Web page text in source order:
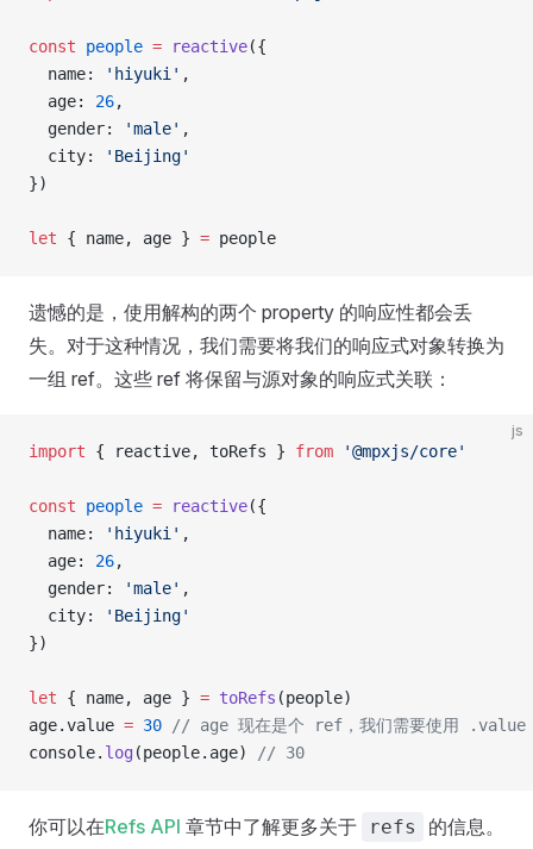
const people = reactive({
  name:
'hiyuki' ,
  age:
26,
  gender:
'male' ,
  city:
'Beijing'
})
let { name, age } = people
遗憾的是，使用解构的两个 property 的响应性都会丢
失。对于这种情况，我们需要将我们的响应式对象转换为
一组 ref。这些 ref 将保留与源对象的响应式关联：
js
import { reactive, toRefs } from '@mpxjs/core'
const people = reactive({
  name:
'hiyuki' ,
  age:
26,
  gender:
'male' ,
  city:
'Beijing'
})
let { name, age } = toRefs (people)
age.value = 30 // age 现在是个 ref，我们需要使用 .value 进
console. log (people.age) // 30
你可以在Refs API 章节中了解更多关于 refs 的信息。